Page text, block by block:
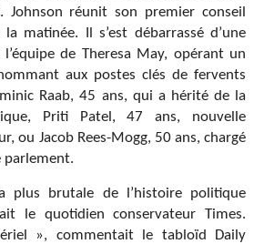
Johnson réunit son premier conseil
matinée. Il s’est débarrassé d’une
de Theresa May, opérant un
aux postes clés de fervents
Raab, 45 ans, qui a hérité de la
Priti Patel, 47 ans, nouvelle
ou Jacob Rees-Mogg, 50 ans, chargé
parlement.
plus brutale de l’histoire politique
le quotidien conservateur Times.
», commentait le tabloïd Daily